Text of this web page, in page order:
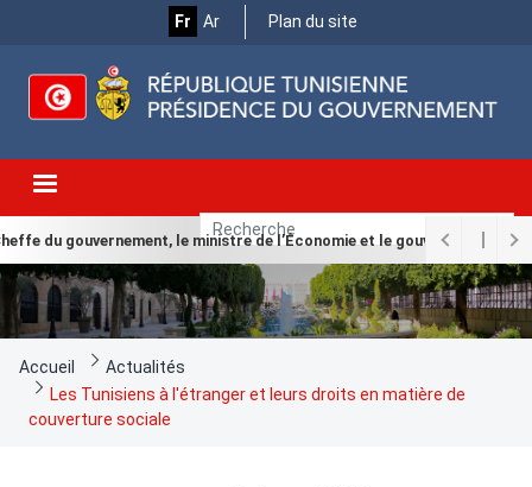
principal
Fr Ar
Menu
Plan du site
du gouvernement, le ministre de l’Économie et le gouverneur de la
Fil
d'Ariane
Accueil
Actualités
Les Tunisiens à l'étranger et leurs droits en matière de
couverture sociale